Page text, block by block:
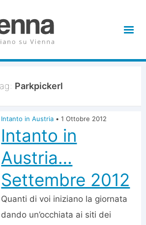
Parkpickerl
Intanto in Austria • 1 Ottobre 2012
Intanto in
Austria…
Settembre 2012
Quanti di voi iniziano la giornata
dando un’occhiata ai siti dei